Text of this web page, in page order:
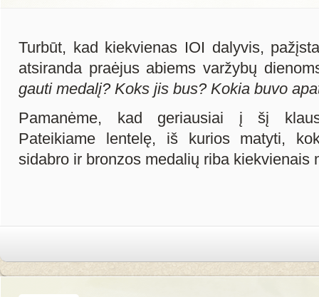
Turbūt, kad kiekvienas IOI dalyvis,
atsiranda praėjus abiems varžybų
gauti medalį? Koks jis bus? Kokia buvo
Pamanėme, kad geriausiai į šį
Pateikiame lentelę, iš kurios matyti,
sidabro ir bronzos medalių riba kiekvienais